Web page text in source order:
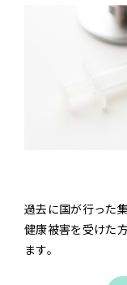
過去に国が行った
健康被害を受けた
ます。